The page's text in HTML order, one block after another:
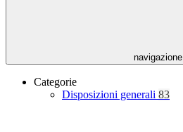
navigazione
Categorie
Disposizioni generali 83